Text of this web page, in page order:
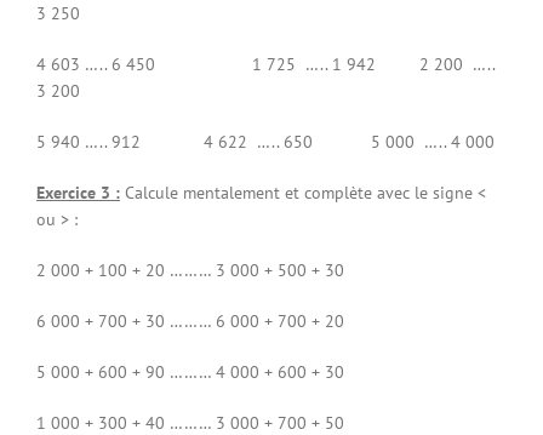
3 250
4 603 ….. 6 450 1 725 ….. 1 942 2 200 …..
3 200
5 940 ….. 912 4 622 ….. 650 5 000 ….. 4 000
Exercice 3 : Calcule mentalement et complète avec le signe <
ou > :
2 000 + 100 + 20 ……… 3 000 + 500 + 30
6 000 + 700 + 30 ……… 6 000 + 700 + 20
5 000 + 600 + 90 ……… 4 000 + 600 + 30
1 000 + 300 + 40 ……… 3 000 + 700 + 50